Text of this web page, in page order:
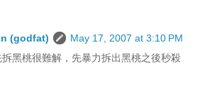
(godfat)
May 17, 2007 at 3:10 PM
黑桃很難解，先暴力拆出黑桃之後秒殺